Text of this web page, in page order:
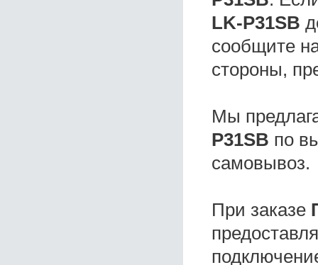
LK-P31SB
сообщите
стороны,
Мы
P31SB по
самовывоз.
При заказе